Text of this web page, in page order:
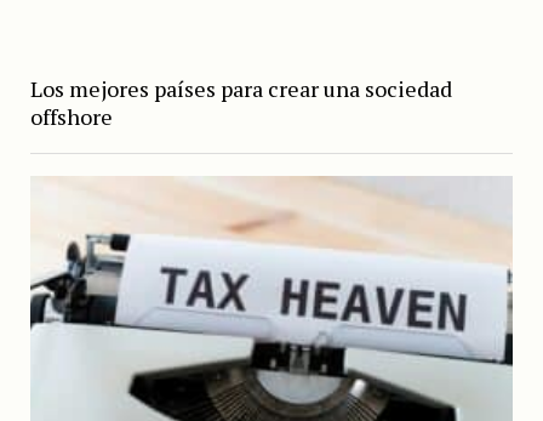
Los mejores países para crear una sociedad
offshore